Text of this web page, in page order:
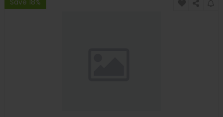
Save 18%